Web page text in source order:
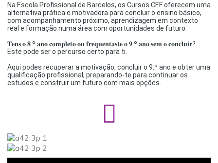
Na Escola Profissional de Barcelos, os Cursos CEF oferecem uma
alternativa prática e motivadora para concluir o ensino básico,
com acompanhamento próximo, aprendizagem em contexto
real e formação numa área com oportunidades de futuro.
𝐓𝐞𝐧𝐬 𝐨 𝟖.º 𝐚𝐧𝐨 𝐜𝐨𝐦𝐩𝐥𝐞𝐭𝐨 𝐨𝐮 𝐟𝐫𝐞𝐪𝐮𝐞𝐧𝐭𝐚𝐬𝐭𝐞 𝐨 𝟗.º 𝐚𝐧𝐨 𝐬𝐞𝐦 𝐨 𝐜𝐨𝐧𝐜𝐥𝐮𝐢𝐫?
Este pode ser o percurso certo para ti.
Aqui podes recuperar a motivação, concluir o 9.º ano e obter uma
qualificação profissional, preparando-te para continuar os
estudos e construir um futuro com mais opções.